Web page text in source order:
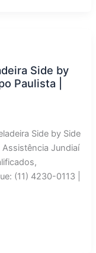
Side by
Paulista |
Side by Side
Assistência Jundiaí
(11) 4230-0113 |